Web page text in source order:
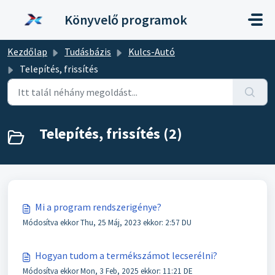
Könyvelő programok
Kezdőlap Tudásbázis
Kulcs-Autó
Telepítés, frissítés
Telepítés, frissítés (2)
Mi a program rendszerigénye?
Módosítva ekkor Thu, 25 Máj, 2023 ekkor: 2:57 DU
Hogyan tudom a termékszámot lecserélni?
Módosítva ekkor Mon, 3 Feb, 2025 ekkor: 11:21 DE